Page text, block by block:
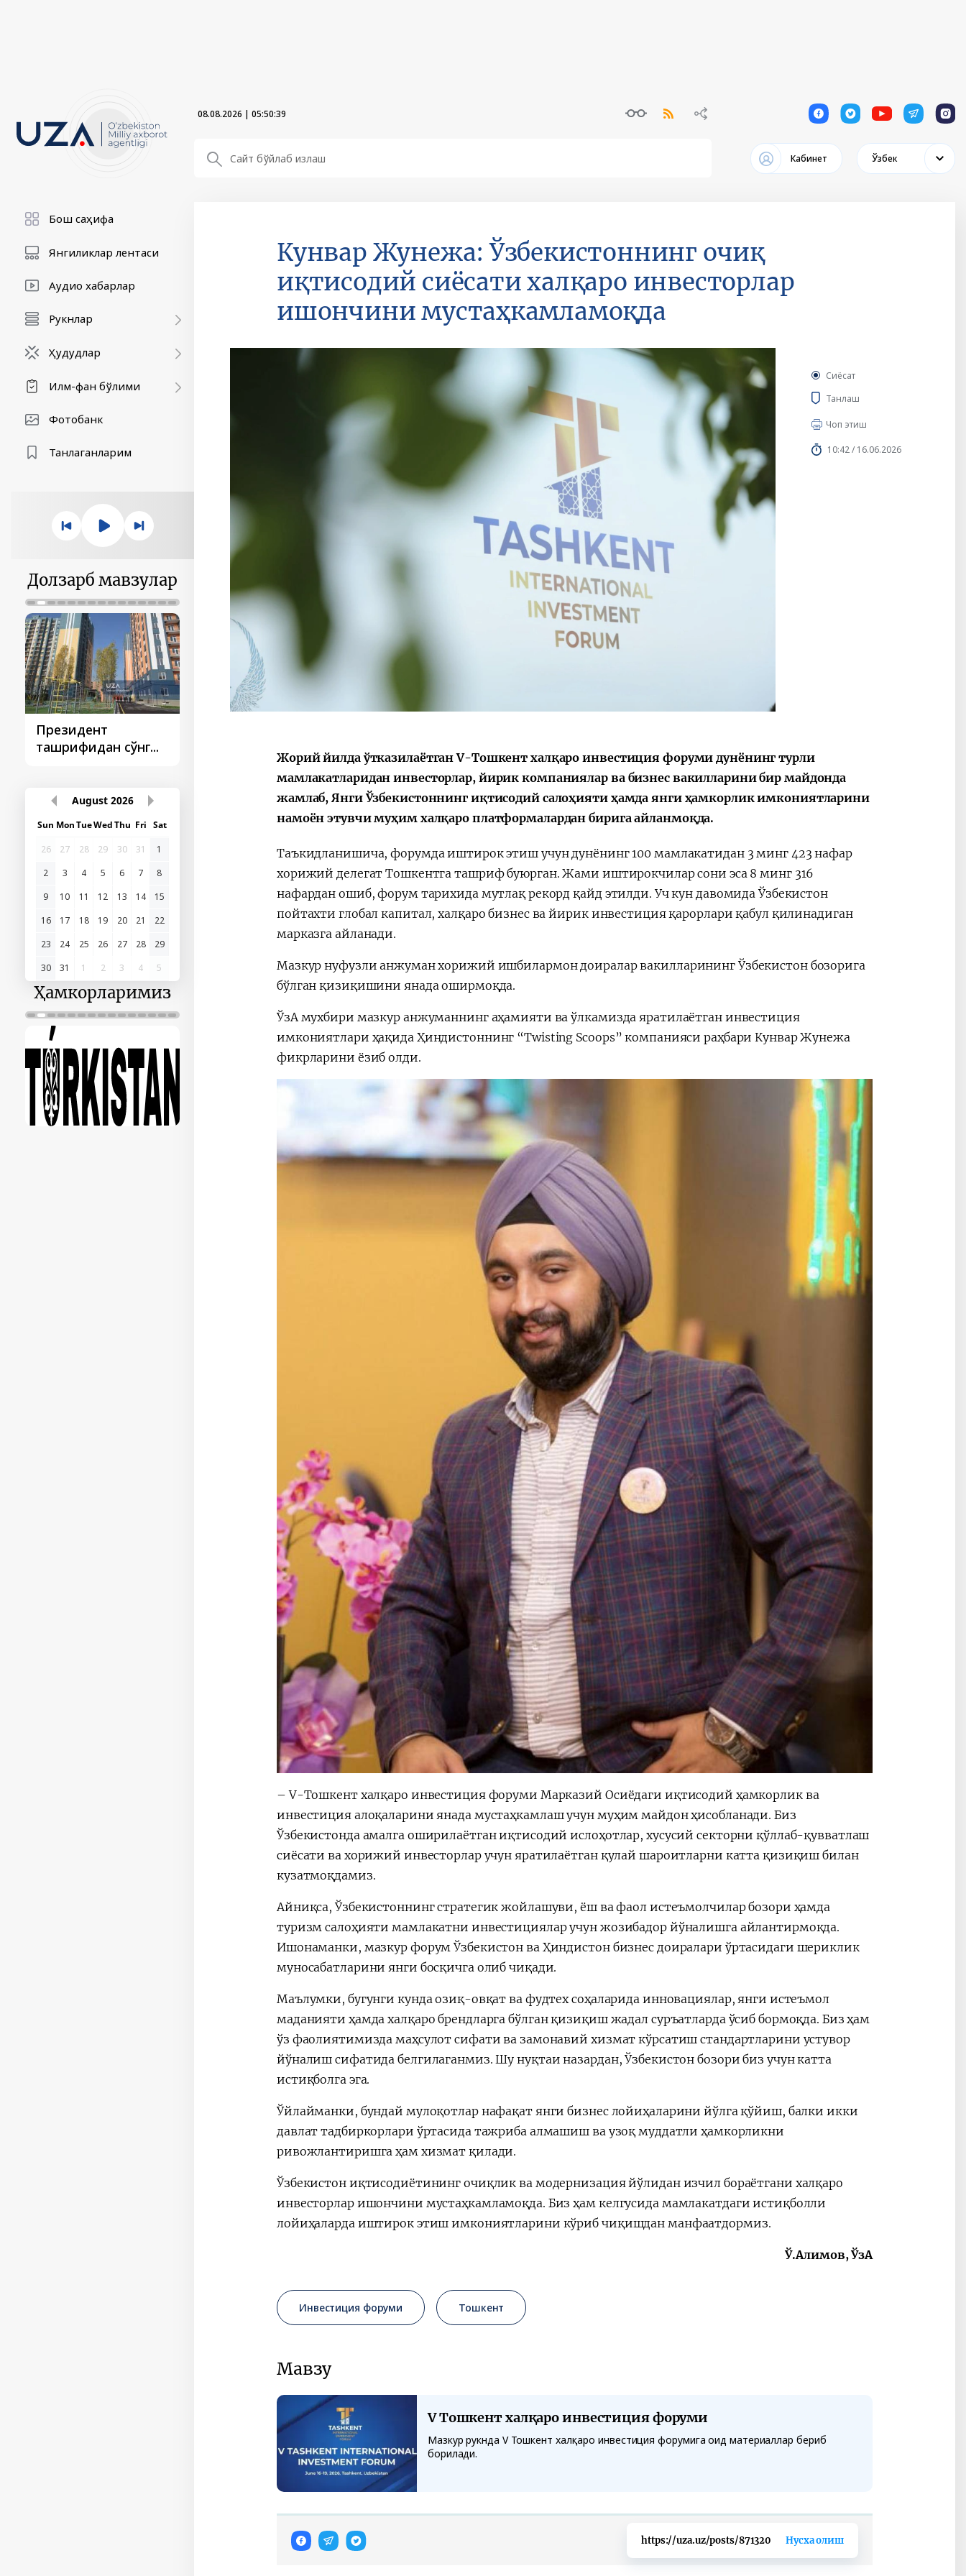
08.08.2026 | 05:50:41 1 1 1 1 1
Кабинет Ўзбек
Бош саҳифа
Янгиликлар лентаси
Аудио хабарлар
Рукнлар
Ҳудудлар
Илм-фан бўлими
Фотобанк
Танлаганларим
Долзарб мавзулар
Президент
ташрифидан сўнг...
раислигида
ўтказилган
видеоселектор
йиғилишлари
August 2026
Sun MonTueWedThu Fri Sat
26
27 28 29 30 31
1
2
3 4 5 6 7
8
9
10 11 12 13 14
15
16
17 18 19 20 21
22
23
24 25 26 27 28
29
30
31 1 2 3 4 5
Ҳамкорларимиз
Кунвар Жунежа: Ўзбекистоннинг очиқ
иқтисодий сиёсати халқаро инвесторлар
ишончини мустаҳкамламоқда
Сиёсат
Танлаш
Чоп этиш
10:42 / 16.06.2026
Жорий йилда ўтказилаётган V-Тошкент халқаро инвестиция форуми дунёнинг турли
мамлакатларидан инвесторлар, йирик компаниялар ва бизнес вакилларини бир майдонда
жамлаб, Янги Ўзбекистоннинг иқтисодий салоҳияти ҳамда янги ҳамкорлик имкониятларини
намоён этувчи муҳим халқаро платформалардан бирига айланмоқда.
Таъкидланишича, форумда иштирок этиш учун дунёнинг 100 мамлакатидан 3 минг 423 нафар
хорижий делегат Тошкентга ташриф буюрган. Жами иштирокчилар сони эса 8 минг 316
нафардан ошиб, форум тарихида мутлақ рекорд қайд этилди. Уч кун давомида Ўзбекистон
пойтахти глобал капитал, халқаро бизнес ва йирик инвестиция қарорлари қабул қилинадиган
марказга айланади.
Мазкур нуфузли анжуман хорижий ишбилармон доиралар вакилларининг Ўзбекистон бозорига
бўлган қизиқишини янада оширмоқда.
ЎзА мухбири мазкур анжуманнинг аҳамияти ва ўлкамизда яратилаётган инвестиция
имкониятлари ҳақида Ҳиндистоннинг “Twisting Scoops” компанияси раҳбари Кунвар Жунежа
фикрларини ёзиб олди.
– V-Тошкент халқаро инвестиция форуми Марказий Осиёдаги иқтисодий ҳамкорлик ва
инвестиция алоқаларини янада мустаҳкамлаш учун муҳим майдон ҳисобланади. Биз
Ўзбекистонда амалга оширилаётган иқтисодий ислоҳотлар, хусусий секторни қўллаб-қувватлаш
сиёсати ва хорижий инвесторлар учун яратилаётган қулай шароитларни катта қизиқиш билан
кузатмоқдамиз.
Айниқса, Ўзбекистоннинг стратегик жойлашуви, ёш ва фаол истеъмолчилар бозори ҳамда
туризм салоҳияти мамлакатни инвестициялар учун жозибадор йўналишга айлантирмоқда.
Ишонаманки, мазкур форум Ўзбекистон ва Ҳиндистон бизнес доиралари ўртасидаги шериклик
муносабатларини янги босқичга олиб чиқади.
Маълумки, бугунги кунда озиқ-овқат ва фудтех соҳаларида инновациялар, янги истеъмол
маданияти ҳамда халқаро брендларга бўлган қизиқиш жадал суръатларда ўсиб бормоқда. Биз ҳам
ўз фаолиятимизда маҳсулот сифати ва замонавий хизмат кўрсатиш стандартларини устувор
йўналиш сифатида белгилаганмиз. Шу нуқтаи назардан, Ўзбекистон бозори биз учун катта
истиқболга эга.
Ўйлайманки, бундай мулоқотлар нафақат янги бизнес лойиҳаларини йўлга қўйиш, балки икки
давлат тадбиркорлари ўртасида тажриба алмашиш ва узоқ муддатли ҳамкорликни
ривожлантиришга ҳам хизмат қилади.
Ўзбекистон иқтисодиётининг очиқлик ва модернизация йўлидан изчил бораётгани халқаро
инвесторлар ишончини мустаҳкамламоқда. Биз ҳам келгусида мамлакатдаги истиқболли
лойиҳаларда иштирок этиш имкониятларини кўриб чиқишдан манфаатдормиз.
Ў.Алимов, ЎзА
Инвестиция форуми Тошкент
Мавзу
V Тошкент халқаро инвестиция форуми
Мазкур рукнда V Тошкент халқаро инвестиция форумига оид материаллар бериб
борилади.
https://uza.uz/posts/871320 Нусха олиш